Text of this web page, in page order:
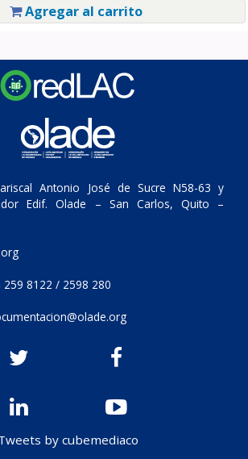
Agregar al carrito
Antonio José de Sucre N58-63 y
Edif. Olade – San Carlos, Quito –
259 8122 / 2598 280
by cubemediaco